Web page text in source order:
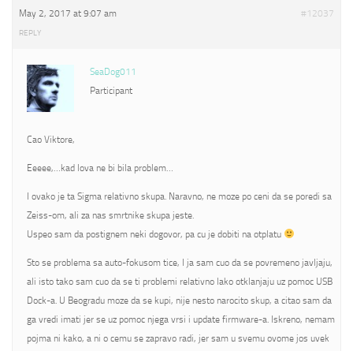
May 2, 2017 at 9:07 am #12037
REPLY
SeaDog011
Participant
Cao Viktore,
Eeeee,…kad lova ne bi bila problem…
I ovako je ta Sigma relativno skupa. Naravno, ne moze po ceni da se poredi sa
Zeiss-om, ali za nas smrtnike skupa jeste.
Uspeo sam da postignem neki dogovor, pa cu je dobiti na otplatu
Sto se problema sa auto-fokusom tice, I ja sam cuo da se povremeno javljaju,
ali isto tako sam cuo da se ti problemi relativno lako otklanjaju uz pomoc USB
Dock-a. U Beogradu moze da se kupi, nije nesto narocito skup, a citao sam da
ga vredi imati jer se uz pomoc njega vrsi i update firmware-a. Iskreno, nemam
pojma ni kako, a ni o cemu se zapravo radi, jer sam u svemu ovome jos uvek